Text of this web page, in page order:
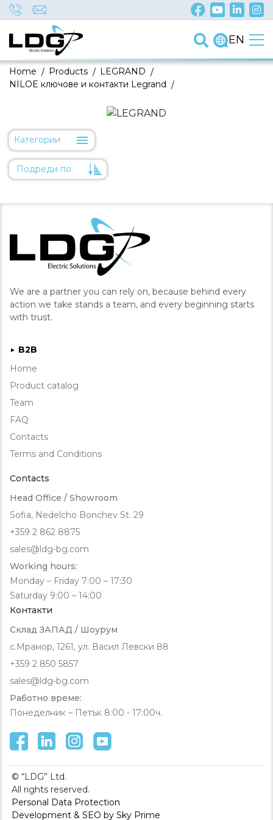
EN
/
Home /
Products /
LEGRAND
/
NILOE ключове и контакти Legrand
Категории
Подреди по:
Име
Код на артикул
We are a partner you can rely on, because behind every
action we take stands a team, and every beginning starts
with trust.
► B2B
Home
Product catalog
Team
FAQ
Contacts
Terms and Conditions
Contacts
Head Office / Showroom
Sofia, Nedelcho Bonchev St. 29
+359 2 862 8875
sales@ldg-bg.com
Working hours:
Monday – Friday 7:00 – 17:30
Saturday 9:00 – 14:00
Контакти
Склад ЗАПАД / Шоурум
с.Мрамор, 1261, ул. Васил Левски 88
+359 2 850 5857
sales@ldg-bg.com
Работно време:
Понеделник – Петък 8:00 - 17:00ч.
© “LDG” Ltd.
All rights reserved.
Personal Data Protection
Development & SEO by Sky Prime